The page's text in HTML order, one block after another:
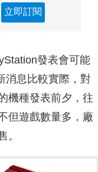
立即訂閱
發表會可能
消息比較實際，對
機種發表前夕，往
但遊戲數量多，廠
。